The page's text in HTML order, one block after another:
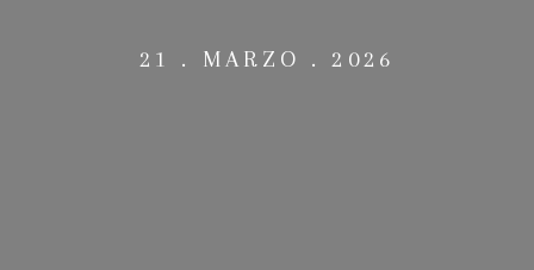
21 . MARZO . 2026